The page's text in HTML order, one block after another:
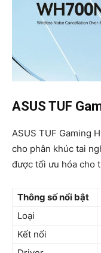
ASUS TUF
ASUS TUF Gaming
cho phân khúc tai
được tối ưu hóa cho
Thông số nổi bật
Loại
Kết nối